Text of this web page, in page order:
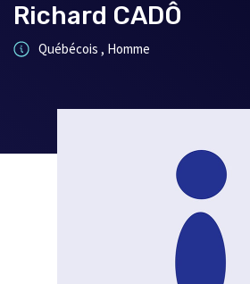
Richard CADÔ
Québécois , Homme